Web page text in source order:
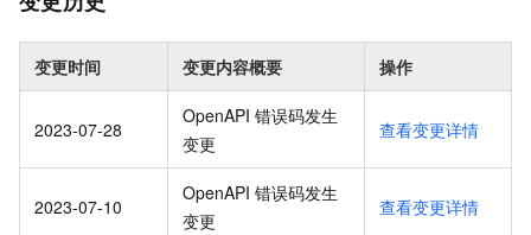
变更时间 变更内容概要 操作
2023-07-28
OpenAPI 错误码发生
变更
查看变更详情
2023-07-10
OpenAPI 错误码发生
变更
查看变更详情